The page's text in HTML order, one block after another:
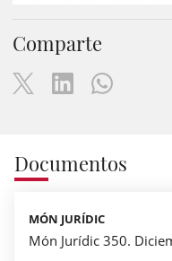
Comparte
Documentos
MÓN JURÍDIC
Món Jurídic 350.